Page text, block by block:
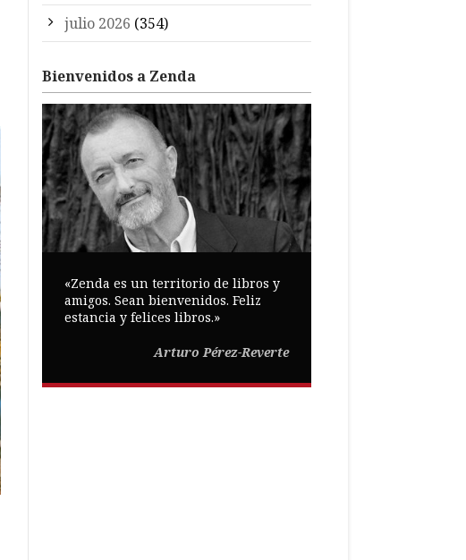
julio 2026 (354)
Bienvenidos a Zenda
«Zenda es un territorio de libros y
amigos. Sean bienvenidos. Feliz
estancia y felices libros.»
Arturo Pérez-Reverte